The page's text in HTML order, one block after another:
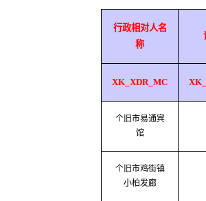
行政相对人名
称
XK_XDR_MC
个旧市易通宾
馆
个旧市鸡街镇
小柏发廊